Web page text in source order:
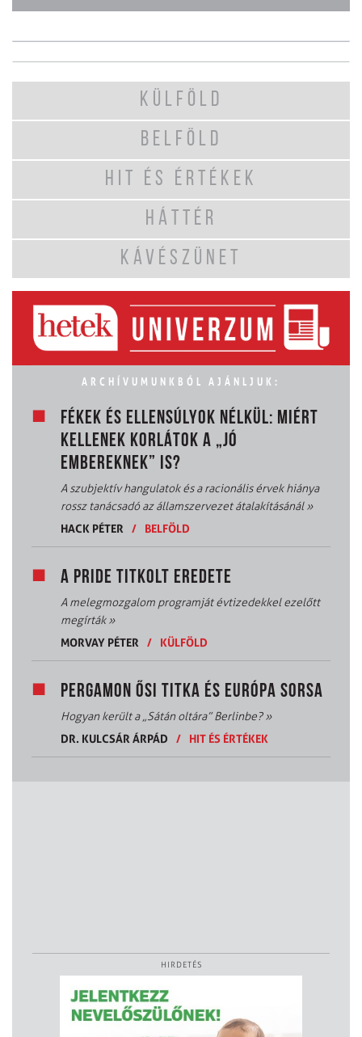
KÜLFÖLD
BELFÖLD
HIT ÉS ÉRTÉKEK
HÁTTÉR
KÁVÉSZÜNET
ARCHÍVUMUNKBÓL AJÁNLJUK:
FÉKEK ÉS ELLENSÚLYOK NÉLKÜL: MIÉRT
KELLENEK KORLÁTOK A „JÓ
EMBEREKNEK” IS?
A szubjektív hangulatok és a racionális érvek hiánya
rossz tanácsadó az államszervezet átalakításánál»
HACK PÉTER
/ BELFÖLD
A PRIDE TITKOLT EREDETE
A melegmozgalom programját évtizedekkel ezelőtt
megírták»
MORVAY PÉTER
/ KÜLFÖLD
PERGAMON ŐSI TITKA ÉS EURÓPA SORSA
Hogyan került a „Sátán oltára” Berlinbe?»
DR. KULCSÁR ÁRPÁD
/ HIT ÉS ÉRTÉKEK
HIRDETÉS